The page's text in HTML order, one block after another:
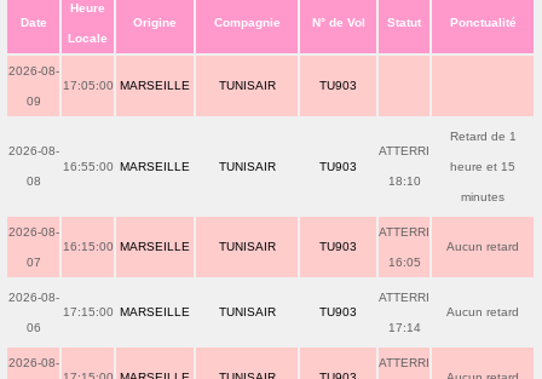
Date
Heure
Locale
Origine Compagnie N° de Vol Statut Ponctualité
2026-08-
09
17:05:00 MARSEILLE TUNISAIR TU903
2026-08-
08
16:55:00 MARSEILLE TUNISAIR TU903
ATTERRI
18:10
Retard de 1
heure et 15
minutes
2026-08-
07
16:15:00 MARSEILLE TUNISAIR TU903
ATTERRI
16:05
Aucun retard
2026-08-
06
17:15:00 MARSEILLE TUNISAIR TU903
ATTERRI
17:14
Aucun retard
2026-08- ATTERRI